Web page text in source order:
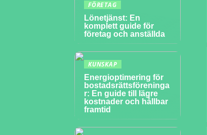
FÖRETAG
Lönetjänst: En
komplett guide för
företag och anställda
KUNSKAP
Energioptimering för
bostadsrättsföreninga
r: En guide till lägre
kostnader och hållbar
framtid